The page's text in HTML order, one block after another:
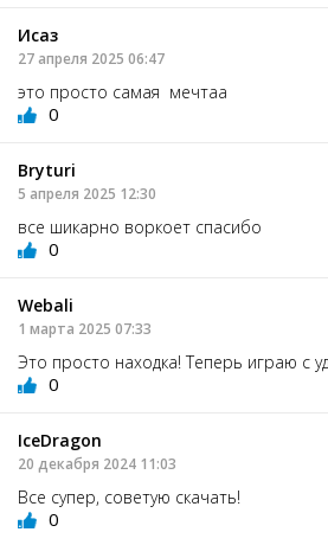
Исаз
27 апреля 2025 06:47
это просто самая мечтаа
0
Bryturi
5 апреля 2025 12:30
все шикарно воркоет спасибо
0
Webali
1 марта 2025 07:33
Это просто находка! Теперь играю с
0
IceDragon
20 декабря 2024 11:03
Все супер, советую скачать!
0